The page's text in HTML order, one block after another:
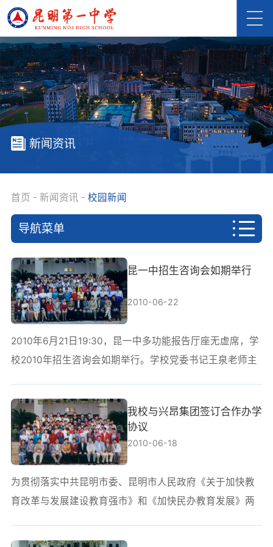
新闻资讯
首页 新闻资讯 校园新闻
导航菜单
首页
学校概况
新闻资讯
校园新闻
学生成长
教师发展
建校120周年
昆一中招生咨询会如期举行
2010-06-22
2010年6月21日19:30，昆一中多功能报告厅座无虚席，学
校2010年招生咨询会如期举行。学校党委书记王泉老师主
诚的感谢，并热烈欢迎优秀学子报考昆一中。（摄影：杨
杰文）校长赵灿东老师介绍了学校的办学理念，高考取得
的成绩以及今后办学的方向，并热情地回答了家长和同学
所提出的问题。学校党委副书记、副校长高富英老师，教
我校与兴昂集团签订合作办学
协议
2010-06-18
为贯彻落实中共昆明市委、昆明市人民政府《关于加快教
育改革与发展建设教育强市》和《加快民办教育发展》两
渠道，扩大教育资源总量，提高优质教育资源比重，促进